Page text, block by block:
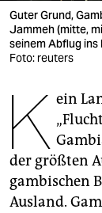
shop
fragen & hilfe
abo
genossenschaft
epaper login
Guter Grund,
Jammeh (mitte,
seinem Abflug ins
Foto: reuters
K ein
der größten
gambischen
Ausland.